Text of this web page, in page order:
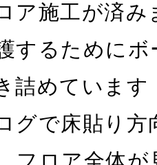
ア施工が済
するために
詰めています
グで床貼り方